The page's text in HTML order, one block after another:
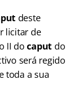
deste
licitar de
II docaput do
será regido
toda a sua